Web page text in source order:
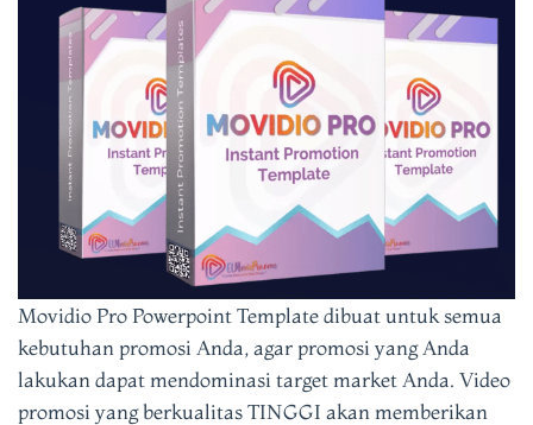
Movidio Pro Powerpoint Template dibuat untuk semua
kebutuhan promosi Anda, agar promosi yang Anda
lakukan dapat mendominasi target market Anda. Video
promosi yang berkualitas TINGGI akan memberikan